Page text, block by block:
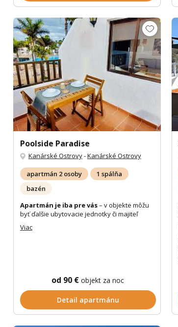
Poolside Paradise
Kanárské Ostrovy-Kanárské Ostrovy
apartmán 2 osoby
1 spálňa
bazén
Apartmán je iba pre vás– v objekte môžu
byť ďalšie ubytovacie jednotky či majiteľ
Viac
od 90 €objekt za noc
Detail apartmánu